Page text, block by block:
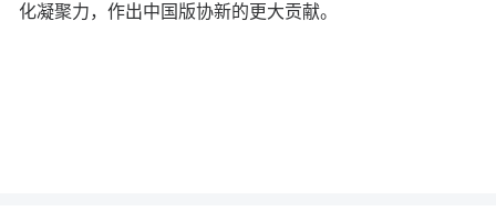
化凝聚力，作出中国版协新的更大贡献。